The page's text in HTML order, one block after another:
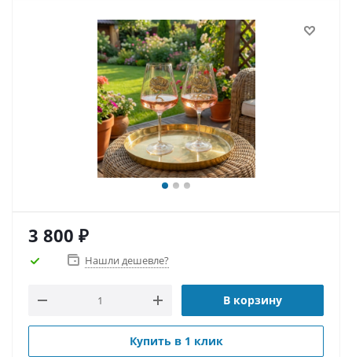
3 800 ₽
Нашли дешевле?
В корзину
Купить в 1 клик